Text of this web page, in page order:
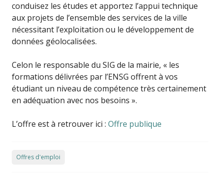
conduisez les études et apportez l’appui technique
aux projets de l’ensemble des services de la ville
nécessitant l’exploitation ou le développement de
données géolocalisées.
Celon le responsable du SIG de la mairie, « les
formations délivrées par l’ENSG offrent à vos
étudiant un niveau de compétence très certainement
en adéquation avec nos besoins ».
L’offre est à retrouver ici : Offre publique
Offres d'emploi